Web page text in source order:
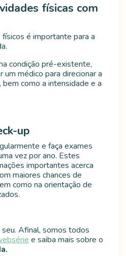
físicas com
é importante para a
condição pré-existente,
médico para direcionar a
como a intensidade e a
up
e faça exames
vez por ano. Estes
importantes acerca
maiores chances de
como na orientação de
Afinal, somos todos
e saiba mais sobre o